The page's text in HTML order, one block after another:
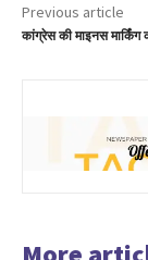
Previous article
कांग्रेस की माइनस